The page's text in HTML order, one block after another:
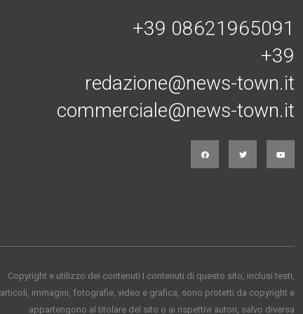
+39 08621965091
+39
redazione@news-town.it
commerciale@news-town.it
Copyright e utilizzo dei contenuti I contenuti di questo sito, inclusi testi,
articoli, immagini, fotografie, video e grafica, sono protetti da copyright e
appartengono al titolare del sito o ai rispettivi autori, salvo diversa